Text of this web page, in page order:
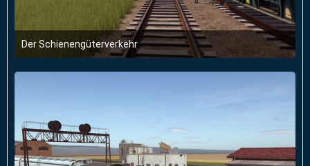
Der Schienengüterverkehr
28. Januar 2026 um 18:17